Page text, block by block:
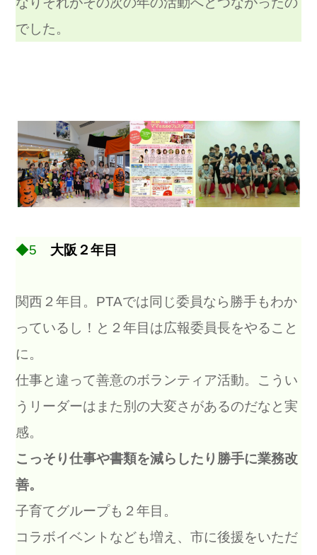
でした。
◆5 大阪２年目
関西２年目。PTAでは同じ委員なら勝手もわか
っているし！と２年目は広報委員長をやること
に。
仕事と違って善意のボランティア活動。こうい
うリーダーはまた別の大変さがあるのだなと実
感。
こっそり仕事や書類を減らしたり勝手に業務改
善。
子育てグループも２年目。
コラボイベントなども増え、市に後援をいただ